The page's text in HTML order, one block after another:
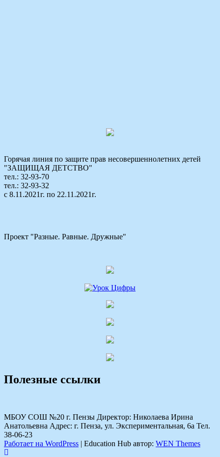
Горячая линия по защите прав несовершеннолетних детей
"ЗАЩИЩАЯ ДЕТСТВО"
тел.: 32-93-70
тел.: 32-93-32
с 8.11.2021г. по 22.11.2021г.
Проект "Разные. Равные. Дружные"
Полезные ссылки
МБОУ СОШ №20 г. Пензы Директор: Николаева Ирина
Анатольевна Адрес: г. Пенза, ул. Экспериментальная, 6а Тел.
38-06-23
Работает на WordPress | Education Hub автор: WEN Themes